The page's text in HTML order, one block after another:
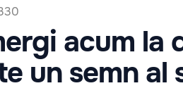
acum la
un semn al